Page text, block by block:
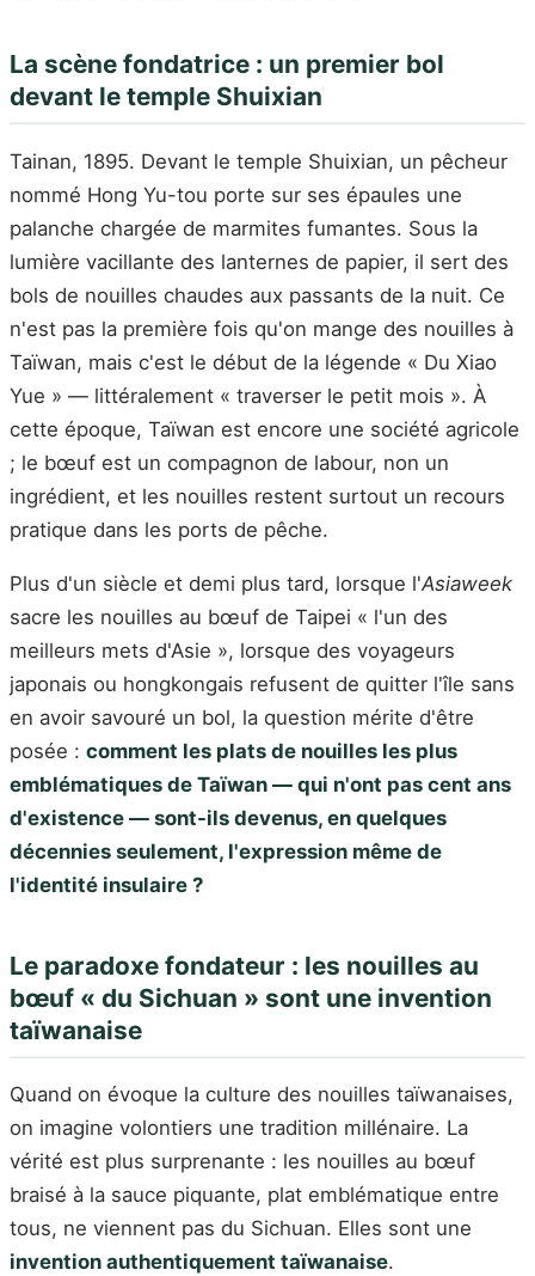
La scène fondatrice : un premier bol
devant le temple Shuixian
Tainan, 1895. Devant le temple Shuixian, un pêcheur
nommé Hong Yu-tou porte sur ses épaules une
palanche chargée de marmites fumantes. Sous la
lumière vacillante des lanternes de papier, il sert des
bols de nouilles chaudes aux passants de la nuit. Ce
n'est pas la première fois qu'on mange des nouilles à
Taïwan, mais c'est le début de la légende « Du Xiao
Yue » — littéralement « traverser le petit mois ». À
cette époque, Taïwan est encore une société agricole
; le bœuf est un compagnon de labour, non un
ingrédient, et les nouilles restent surtout un recours
pratique dans les ports de pêche.
Plus d'un siècle et demi plus tard, lorsque l'Asiaweek
sacre les nouilles au bœuf de Taipei « l'un des
meilleurs mets d'Asie », lorsque des voyageurs
japonais ou hongkongais refusent de quitter l'île sans
en avoir savouré un bol, la question mérite d'être
posée : comment les plats de nouilles les plus
emblématiques de Taïwan — qui n'ont pas cent ans
d'existence — sont-ils devenus, en quelques
décennies seulement, l'expression même de
l'identité insulaire ?
Le paradoxe fondateur : les nouilles au
bœuf « du Sichuan » sont une invention
taïwanaise
Quand on évoque la culture des nouilles taïwanaises,
on imagine volontiers une tradition millénaire. La
vérité est plus surprenante : les nouilles au bœuf
braisé à la sauce piquante, plat emblématique entre
tous, ne viennent pas du Sichuan. Elles sont une
invention authentiquement taïwanaise.